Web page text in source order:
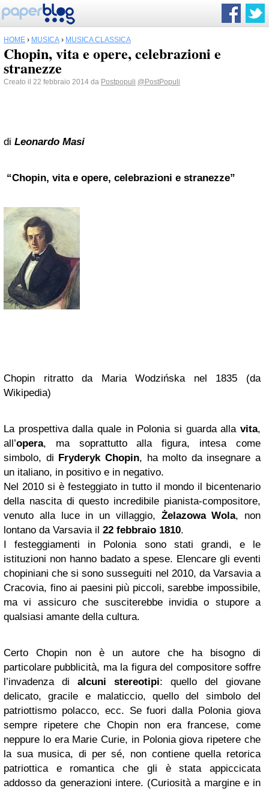
HOME › MUSICA › MUSICA CLASSICA
Chopin, vita e opere, celebrazioni e
stranezze
Creato il 22 febbraio 2014 da Postpopuli @PostPopuli
di Leonardo Masi
“Chopin, vita e opere, celebrazioni e stranezze”
Chopin ritratto da Maria Wodzińska nel 1835 (da
Wikipedia)
La prospettiva dalla quale in Polonia si guarda allavita,
all’opera, ma soprattutto alla figura, intesa come
simbolo, di Fryderyk Chopin, ha molto da insegnare a
un italiano, in positivo e in negativo.
Nel 2010 si è festeggiato in tutto il mondo il bicentenario
della nascita di questo incredibile pianista-compositore,
venuto alla luce in un villaggio, Żelazowa Wola, non
lontano da Varsavia il 22 febbraio 1810.
I festeggiamenti in Polonia sono stati grandi, e le
istituzioni non hanno badato a spese. Elencare gli eventi
chopiniani che si sono susseguiti nel 2010, da Varsavia a
Cracovia, fino ai paesini più piccoli, sarebbe impossibile,
ma vi assicuro che susciterebbe invidia o stupore a
qualsiasi amante della cultura.
Certo Chopin non è un autore che ha bisogno di
particolare pubblicità, ma la figura del compositore soffre
l’invadenza di alcuni stereotipi: quello del giovane
delicato, gracile e malaticcio, quello del simbolo del
patriottismo polacco, ecc. Se fuori dalla Polonia giova
sempre ripetere che Chopin non era francese, come
neppure lo era Marie Curie, in Polonia giova ripetere che
la sua musica, di per sé, non contiene quella retorica
patriottica e romantica che gli è stata appiccicata
addosso da generazioni intere. (Curiosità a margine e in